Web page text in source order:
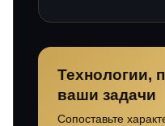
Технологии,
ваши задачи
Сопоставьте